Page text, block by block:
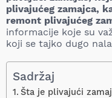
plivajućeg zamajca,
remont plivajućeg
informacije koje su
koji se tajko dugo
Sadržaj
Šta je plivajući